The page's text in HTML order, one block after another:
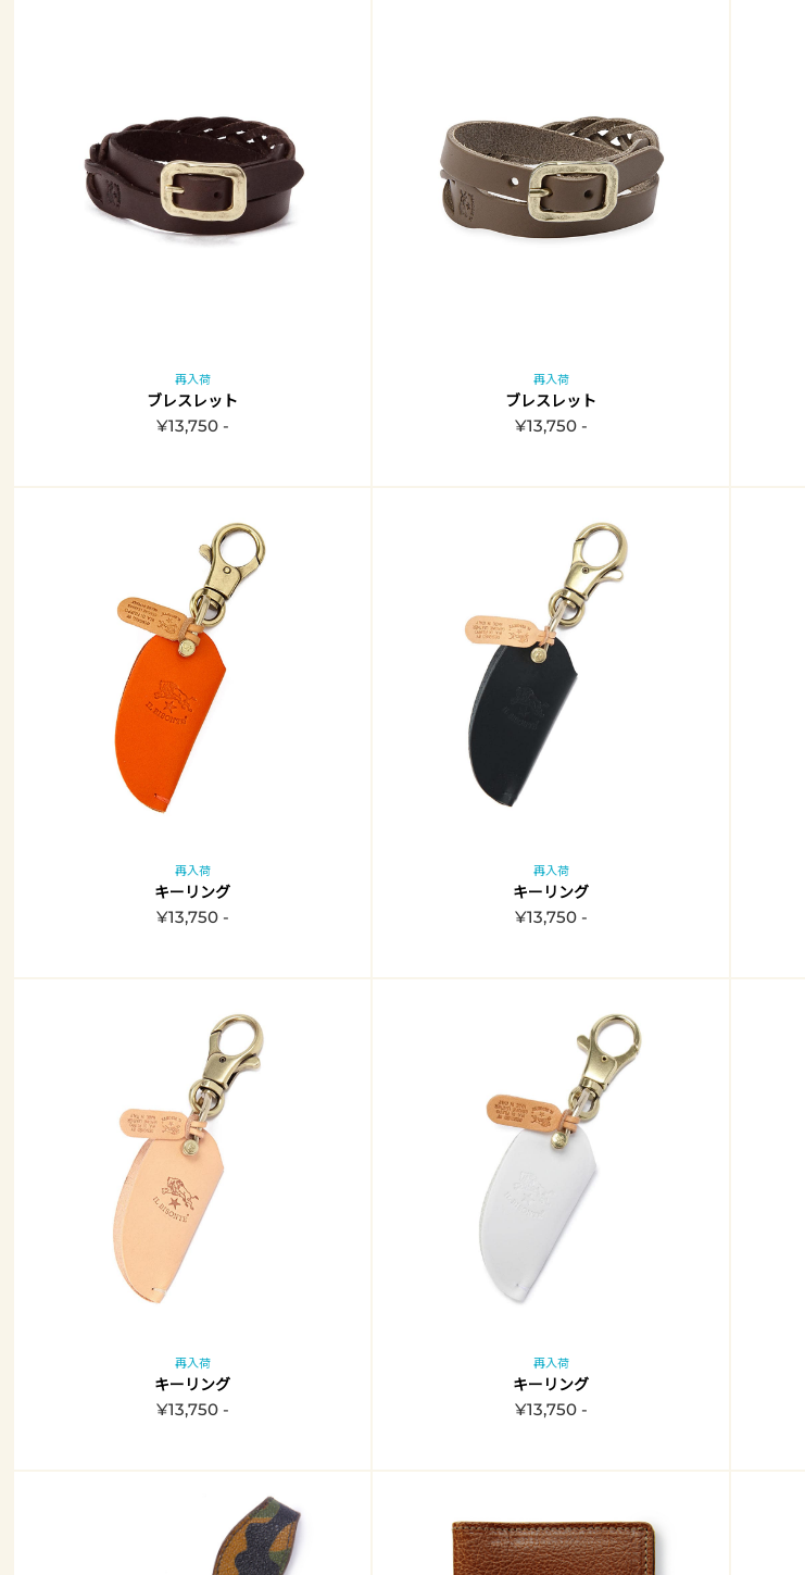
再入荷
ブレスレット
¥13,750 -
再入荷
ブレスレット
¥13,750 -
再入荷
キーリング
¥13,750 -
再入荷
キーリング
¥13,750 -
再入荷
キーリング
¥13,750 -
再入荷
キーリング
¥13,750 -